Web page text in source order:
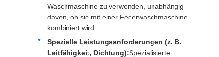
Waschmaschine zu verwenden, unabhängig
davon, ob sie mit einer Federwaschmaschine
kombiniert wird.
Spezielle Leistungsanforderungen (z. B.
Leitfähigkeit, Dichtung):Spezialisierte